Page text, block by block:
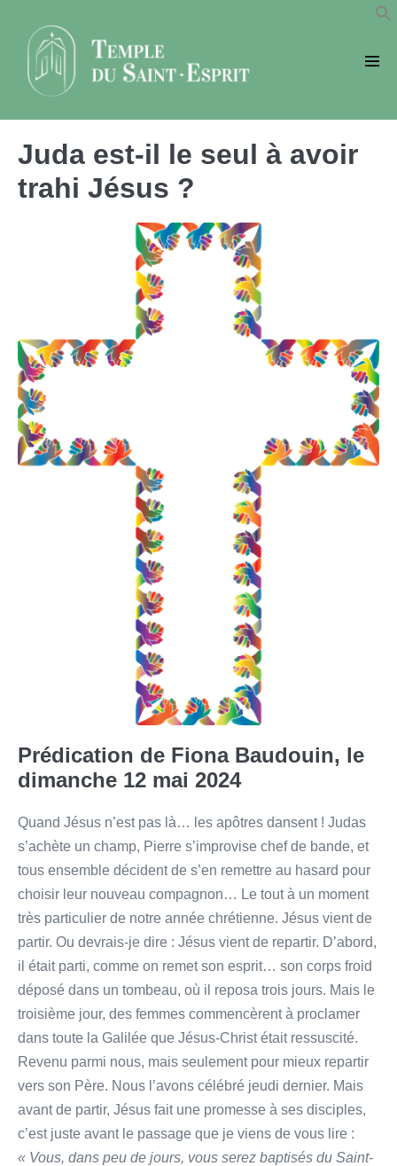
contenu
Juda est-il le seul à avoir
trahi Jésus ?
Prédication de Fiona Baudouin, le
dimanche 12 mai 2024
Quand Jésus n’est pas là… les apôtres dansent ! Judas
s’achète un champ, Pierre s’improvise chef de bande, et
tous ensemble décident de s’en remettre au hasard pour
choisir leur nouveau compagnon… Le tout à un moment
très particulier de notre année chrétienne. Jésus vient de
partir. Ou devrais-je dire : Jésus vient de repartir. D’abord,
il était parti, comme on remet son esprit… son corps froid
déposé dans un tombeau, où il reposa trois jours. Mais le
troisième jour, des femmes commencèrent à proclamer
dans toute la Galilée que Jésus-Christ était ressuscité.
Revenu parmi nous, mais seulement pour mieux repartir
vers son Père. Nous l’avons célébré jeudi dernier. Mais
avant de partir, Jésus fait une promesse à ses disciples,
c’est juste avant le passage que je viens de vous lire :
« Vous, dans peu de jours, vous serez baptisés du Saint-